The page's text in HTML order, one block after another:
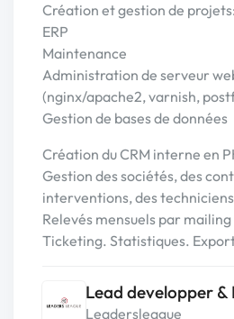
Création et gestion de
ERP
Maintenance
Administration de serveur
(nginx/apache2, varnish,
Gestion de bases de données
Création du CRM interne en
Gestion des sociétés, des
interventions, des
Relevés mensuels par mailing
Ticketing. Statistiques.
Lead developper &
Leadersleague